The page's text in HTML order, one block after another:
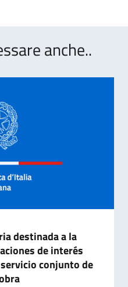
anche..
destinada a la
de interés
conjunto de